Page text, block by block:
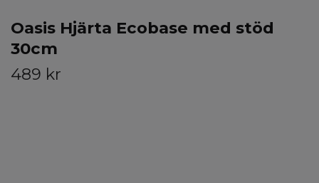
Oasis Hjärta Ecobase med stöd
30cm
489 kr